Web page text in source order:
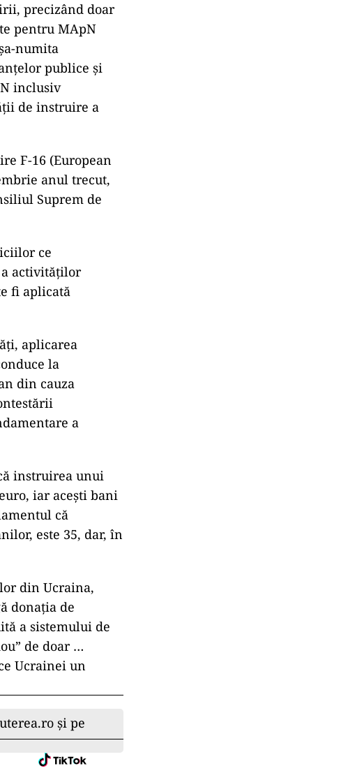
precizând doar
pentru MApN
numita
publice și
inclusiv
de instruire a
F-16 (European
anul trecut,
Suprem de
ce
activităților
fi aplicată
aplicarea
la
din cauza
a
instruirea unui
iar acești bani
că
este 35, dar, în
din Ucraina,
donația de
a sistemului de
de doar …
Ucrainei un
și pe